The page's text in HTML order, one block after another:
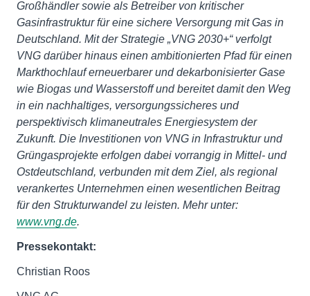
Großhändler sowie als Betreiber von kritischer
Gasinfrastruktur für eine sichere Versorgung mit Gas in
Deutschland. Mit der Strategie „VNG 2030+“ verfolgt
VNG darüber hinaus einen ambitionierten Pfad für einen
Markthochlauf erneuerbarer und dekarbonisierter Gase
wie Biogas und Wasserstoff und bereitet damit den Weg
in ein nachhaltiges, versorgungssicheres und
perspektivisch klimaneutrales Energiesystem der
Zukunft. Die Investitionen von VNG in Infrastruktur und
Grüngasprojekte erfolgen dabei vorrangig in Mittel- und
Ostdeutschland, verbunden mit dem Ziel, als regional
verankertes Unternehmen einen wesentlichen Beitrag
für den Strukturwandel zu leisten. Mehr unter:
www.vng.de.
Pressekontakt:
Christian Roos